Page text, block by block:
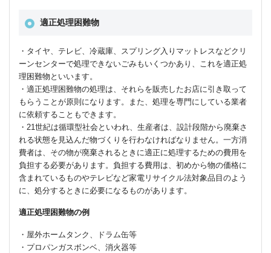
適正処理困難物
・タイヤ、テレビ、冷蔵庫、スプリング入りマットレスなどクリ
ーンセンターで処理できないごみもいくつかあり、これを適正処
理困難物といいます。
・適正処理困難物の処理は、それらを販売したお店に引き取って
もらうことが原則になります。また、処理を専門にしている業者
に依頼することもできます。
・21世紀は循環型社会といわれ、生産者は、設計段階から廃棄さ
れる状態を見込んだ物づくりを行わなければなりません。一方消
費者は、その物が廃棄されるときに適正に処理するための費用を
負担する必要があります。負担する費用は、初めから物の価格に
含まれているものやテレビなど家電リサイクル法対象品目のよう
に、処分するときに必要になるものがあります。
適正処理困難物の例
・屋外ホームタンク、ドラム缶等
・プロパンガスボンベ、消火器等